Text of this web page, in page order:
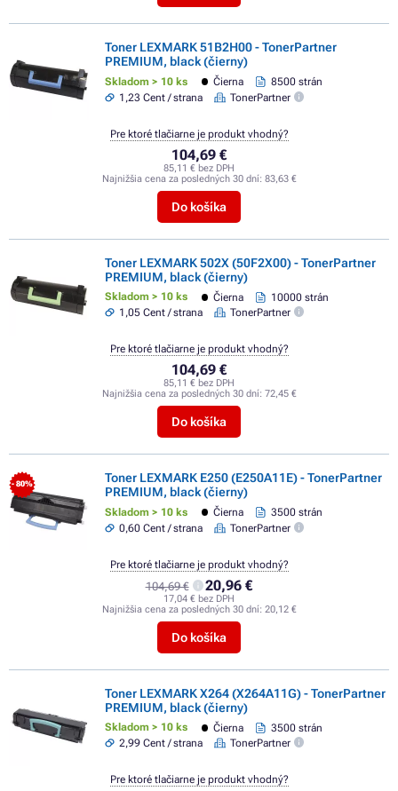
Toner LEXMARK 51B2H00 - TonerPartner
PREMIUM, black (čierny)
Skladom > 10 ks Čierna
8500 strán
1,23 Cent / strana
TonerPartner
104,69 €
85,11 € bez DPH
Najnižšia cena za posledných 30 dní: 83,63 €
Do košíka
Pre ktoré tlačiarne je produkt vhodný?
Toner LEXMARK 502X (50F2X00) - TonerPartner
PREMIUM, black (čierny)
Skladom > 10 ks Čierna
10000 strán
1,05 Cent / strana
TonerPartner
104,69 €
85,11 € bez DPH
Najnižšia cena za posledných 30 dní: 72,45 €
Do košíka
Pre ktoré tlačiarne je produkt vhodný?
- 80%
Toner LEXMARK E250 (E250A11E) - TonerPartner
PREMIUM, black (čierny)
Skladom > 10 ks Čierna
3500 strán
0,60 Cent / strana
TonerPartner
104,69 € 20,96 €
17,04 € bez DPH
Najnižšia cena za posledných 30 dní: 20,12 €
Do košíka
Pre ktoré tlačiarne je produkt vhodný?
Toner LEXMARK X264 (X264A11G) - TonerPartner
PREMIUM, black (čierny)
Skladom > 10 ks Čierna
3500 strán
2,99 Cent / strana
TonerPartner
Pre ktoré tlačiarne je produkt vhodný?